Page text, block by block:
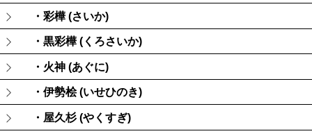
・彩樺 (さいか)
・黒彩樺 (くろさいか)
・火神 (あぐに)
・伊勢桧 (いせひのき)
・屋久杉 (やくすぎ)